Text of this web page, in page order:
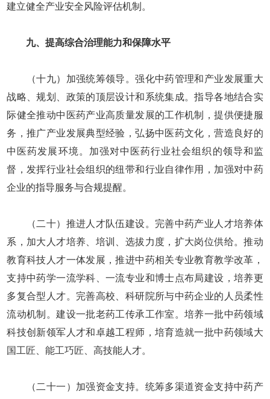
建立健全产业安全风险评估机制。
九、提高综合治理能力和保障水平
（十九）加强统筹领导。强化中药管理和产业发展重大
战略、规划、政策的顶层设计和系统集成。指导各地结合实
际健全推动中医药产业高质量发展的工作机制，提供便捷服
务，推广产业发展典型经验，弘扬中医药文化，营造良好的
中医药发展环境。加强对中医药行业社会组织的领导和监
督，发挥行业社会组织的纽带和行业自律作用，加强对中药
企业的指导服务与合规提醒。
（二十）推进人才队伍建设。完善中药产业人才培养体
系，加大人才培养、培训、选拔力度，扩大岗位供给。推动
教育科技人才一体发展，推进中药相关专业教育教学改革，
支持中药学一流学科、一流专业和博士点布局建设，培养更
多复合型人才。完善高校、科研院所与中药企业的人员柔性
流动机制。建设一批老药工传承工作室。培养一批中药领域
科技创新领军人才和卓越工程师，培育造就一批中药领域大
国工匠、能工巧匠、高技能人才。
（二十一）加强资金支持。统筹多渠道资金支持中药产